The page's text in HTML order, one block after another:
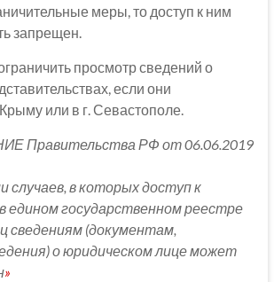
меры, то доступ к ним
запрещен.
просмотр сведений о
если они
или в г. Севастополе.
Правительства РФ от 06.06.2019
случаев, в которых доступ к
едином государственном реестре
сведениям (документам,
о юридическом лице может
»